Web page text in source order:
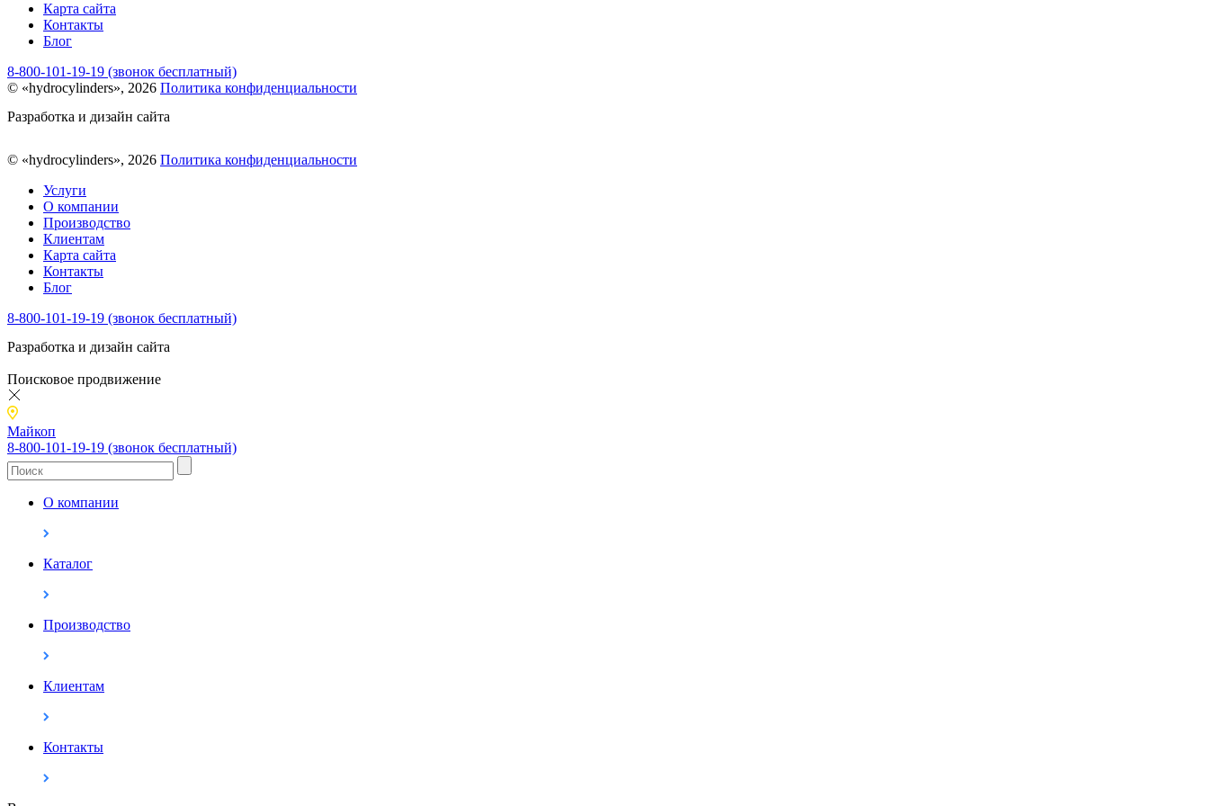
Карта сайта
Контакты
Блог
8-800-101-19-19 (звонок бесплатный)
© «hydrocylinders», 2026 Политика конфиденциальности
Разработка и дизайн сайта
© «hydrocylinders», 2026 Политика конфиденциальности
Услуги
О компании
Производство
Клиентам
Карта сайта
Контакты
Блог
8-800-101-19-19 (звонок бесплатный)
Разработка и дизайн сайта
Поисковое продвижение
Майкоп
8-800-101-19-19 (звонок бесплатный)
О компании
Каталог
Производство
Клиентам
Контакты